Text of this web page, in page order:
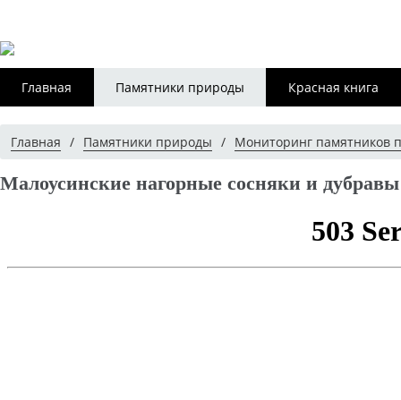
Главная Памятники природы Красная книга
Главная / Памятники природы / Мониторинг памятников
Малоусинские нагорные сосняки и дубравы